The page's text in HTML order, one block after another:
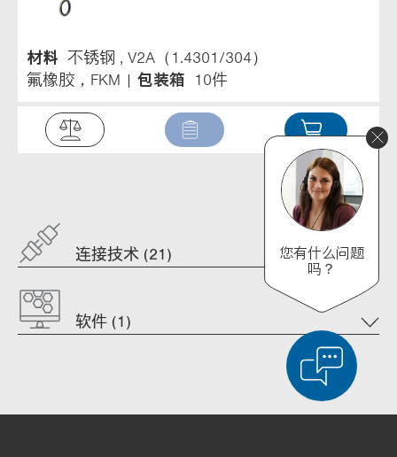
材料
不锈钢 , V2A（1.4301/304）
氟橡胶，FKM
包装箱 10件
连接技术 (21)
软件 (1)
您有什么问题
吗？